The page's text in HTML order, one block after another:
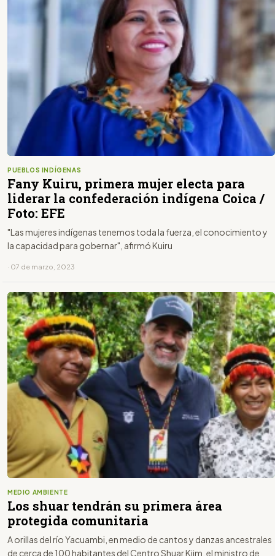
PUEBLOS INDÍGENAS
Fany Kuiru, primera mujer electa para
liderar la confederación indígena Coica /
Foto: EFE
"Las mujeres indígenas tenemos toda la fuerza, el conocimiento y
la capacidad para gobernar", afirmó Kuiru
· 07 de marzo, 2023
MEDIO AMBIENTE
Los shuar tendrán su primera área
protegida comunitaria
A orillas del río Yacuambi, en medio de cantos y danzas ancestrales
de cerca de 100 habitantes del Centro Shuar Kiim, el ministro de